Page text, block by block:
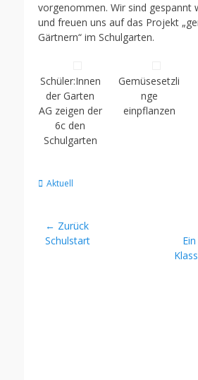
vorgenommen. Wir sind gespannt
und freuen uns auf das Projekt
Gärtnern“ im Schulgarten.
Schüler:Innen
der Garten
AG zeigen der
6c den
Schulgarten
Gemüsesetzli
nge
einpflanzen
Kategorien
Aktuell
Beitragsnavigation
← Zurück
Vorheriger
Schulstart
Nächster
Beitrag: